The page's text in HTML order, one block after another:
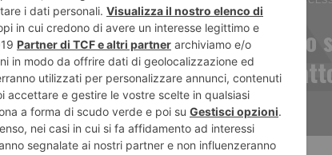
Immobili, tutto